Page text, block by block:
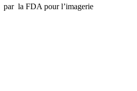
par la FDA pour l’imagerie